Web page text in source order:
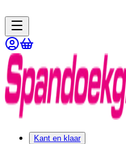
Kant en klaar